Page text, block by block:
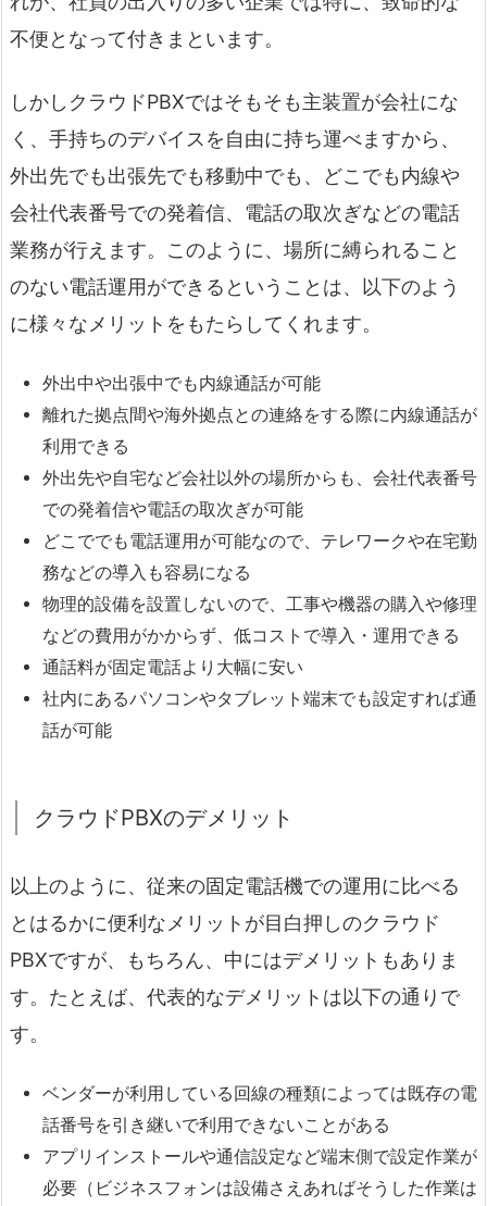
不便となって付きまといます。
しかしクラウドPBXではそもそも主装置が会社にな
く、手持ちのデバイスを自由に持ち運べますから、
外出先でも出張先でも移動中でも、どこでも内線や
会社代表番号での発着信、電話の取次ぎなどの電話
業務が行えます。このように、場所に縛られること
のない電話運用ができるということは、以下のよう
に様々なメリットをもたらしてくれます。
外出中や出張中でも内線通話が可能
離れた拠点間や海外拠点との連絡をする際に内線通話が
利用できる
外出先や自宅など会社以外の場所からも、会社代表番号
での発着信や電話の取次ぎが可能
どこででも電話運用が可能なので、テレワークや在宅勤
務などの導入も容易になる
物理的設備を設置しないので、工事や機器の購入や修理
などの費用がかからず、低コストで導入・運用できる
通話料が固定電話より大幅に安い
社内にあるパソコンやタブレット端末でも設定すれば通
話が可能
クラウドPBXのデメリット
以上のように、従来の固定電話機での運用に比べる
とはるかに便利なメリットが目白押しのクラウド
PBXですが、もちろん、中にはデメリットもありま
す。たとえば、代表的なデメリットは以下の通りで
す。
ベンダーが利用している回線の種類によっては既存の電
話番号を引き継いで利用できないことがある
アプリインストールや通信設定など端末側で設定作業が
必要（ビジネスフォンは設備さえあればそうした作業は